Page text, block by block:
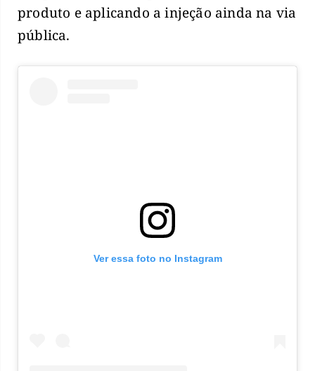
produto e aplicando a injeção ainda na via
pública.
Ver essa foto no Instagram